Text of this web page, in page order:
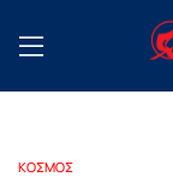
ΚΟΣΜΟΣ